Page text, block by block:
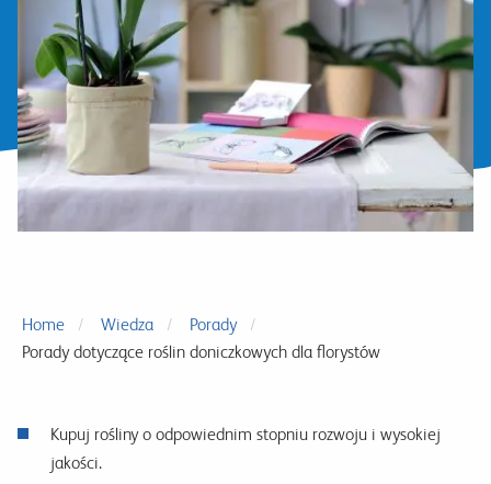
Home Wiedza
Porady
Porady dotyczące roślin doniczkowych dla florystów
Kupuj rośliny o odpowiednim stopniu rozwoju i wysokiej
jakości.